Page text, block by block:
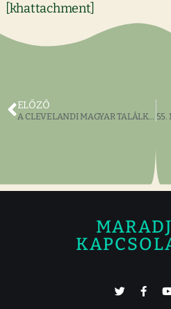
[khattachment]
ELŐZŐ
A CLEVELANDI MAGYAR TALÁLKOZÓ 2015 ÉVI TÉMÁJA: „Történelmi visszatekintés; Magyarország és a II. Világháború”